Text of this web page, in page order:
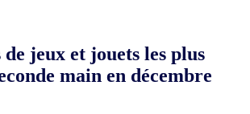
jeux et jouets les plus
main en décembre